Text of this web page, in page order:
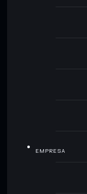
EMPRESA